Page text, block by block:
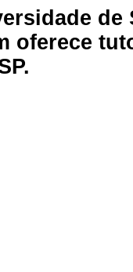
oferece